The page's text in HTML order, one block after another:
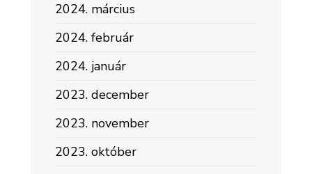
2024. március
2024. február
2024. január
2023. december
2023. november
2023. október